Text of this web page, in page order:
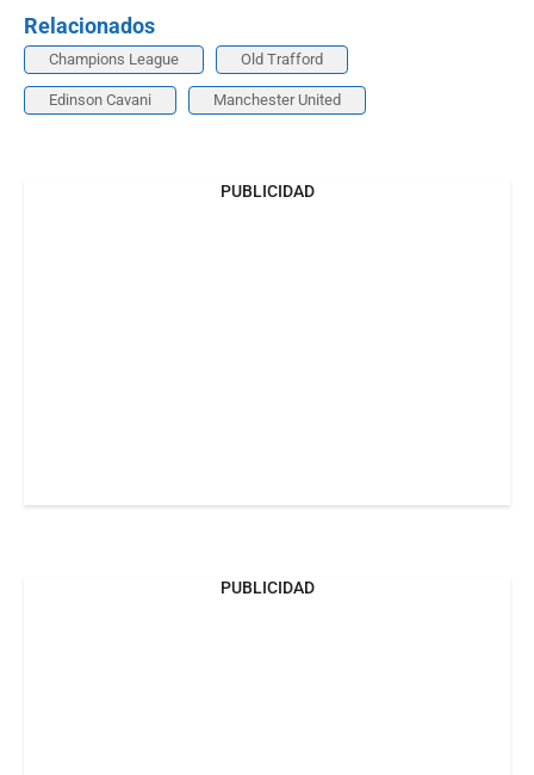
Relacionados
Champions League Old Trafford
Edinson Cavani Manchester United
PUBLICIDAD
PUBLICIDAD